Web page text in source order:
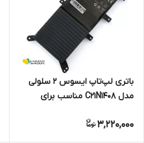
باتری لپ‌تاپ ایسوس 2 سلولی
مدل C21N1408 مناسب برای
K555 X555
3,220,000